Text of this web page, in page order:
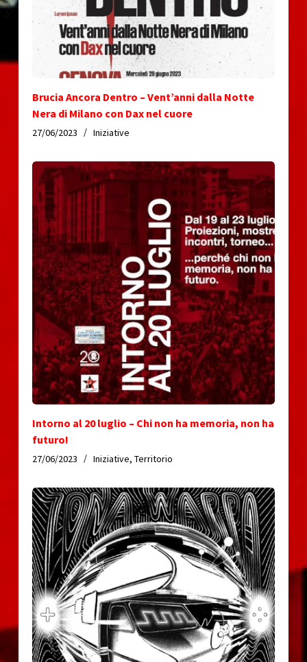
Brucia Ancora Dentro – Vent’anni dalla Notte
Nera di Milano con Dax nel cuore
27/06/2023 Iniziative
Intorno al 20 luglio – Chi non ha memoria, non ha
futuro!
27/06/2023 Iniziative, Territorio